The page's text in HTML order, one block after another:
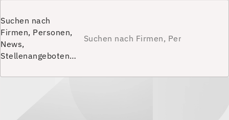
Suchen nach
Firmen, Personen,
News,
Stellenangeboten…